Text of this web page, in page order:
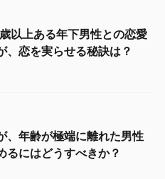
以上ある年下男性との恋愛
、恋を実らせる秘訣は？
、年齢が極端に離れた男性
るにはどうすべきか？